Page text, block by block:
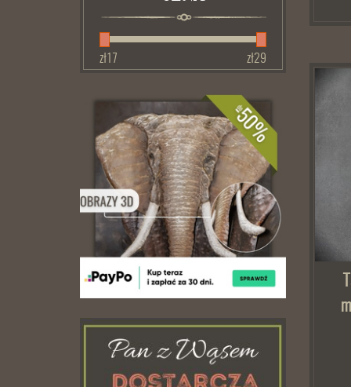
zł 17 zł29